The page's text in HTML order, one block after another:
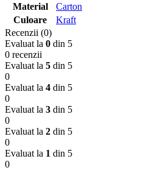
Material
Carton
Culoare
Kraft
Recenzii (0)
Evaluat la 0 din 5
0 recenzii
Evaluat la 5 din 5
0
Evaluat la 4 din 5
0
Evaluat la 3 din 5
0
Evaluat la 2 din 5
0
Evaluat la 1 din 5
0